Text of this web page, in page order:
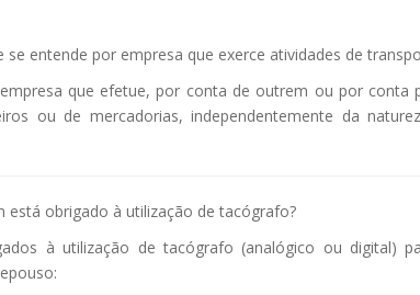
se entende por empresa que exerce atividades de
que efetue, por conta de outrem ou por conta
ou de mercadorias, independentemente da
está obrigado à utilização de tacógrafo?
à utilização de tacógrafo (analógico ou digital)